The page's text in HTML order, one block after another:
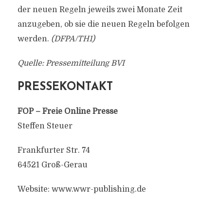
der neuen Regeln jeweils zwei Monate Zeit
anzugeben, ob sie die neuen Regeln befolgen
werden. (DFPA/TH1)
Quelle: Pressemitteilung BVI
PRESSEKONTAKT
FOP – Freie Online Presse
Steffen Steuer
Frankfurter Str. 74
64521 Groß-Gerau
Website: www.wwr-publishing.de